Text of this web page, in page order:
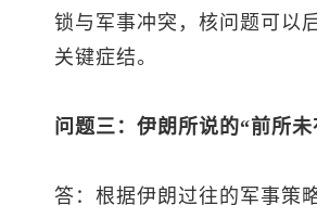
锁与军事冲突，核问题可以
关键症结。
问题三：伊朗所说的“前所
答：根据伊朗过往的军事策